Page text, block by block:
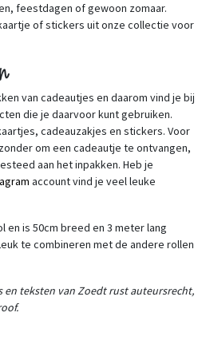
feestdagen of gewoon zomaar.
of stickers uit onze collectie voor
van cadeautjes en daarom vind je bij
die je daarvoor kunt gebruiken.
cadeauzakjes en stickers. Voor
om een cadeautje te ontvangen,
aan het inpakken. Heb je
account vind je veel leuke
en is 50cm breed en 3 meter lang
te combineren met de andere rollen
teksten van Zoedt rust auteursrecht,